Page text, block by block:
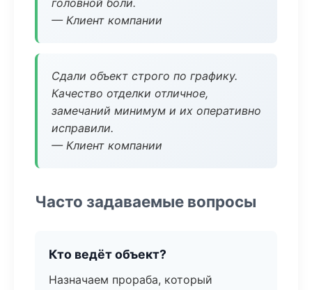
головной боли.
— Клиент компании
Сдали объект строго по графику.
Качество отделки отличное,
замечаний минимум и их оперативно
исправили.
— Клиент компании
Часто задаваемые вопросы
Кто ведёт объект?
Назначаем прораба, который